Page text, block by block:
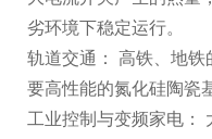
劣环境下稳定运行。
轨道交通： 高铁、地
要高性能的氮化硅陶瓷
工业控制与变频家电：